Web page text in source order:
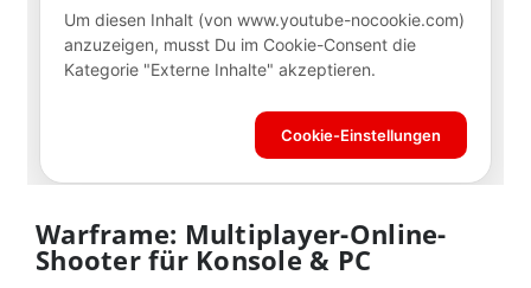
Warframe: Multiplayer-Online-
Shooter für Konsole & PC